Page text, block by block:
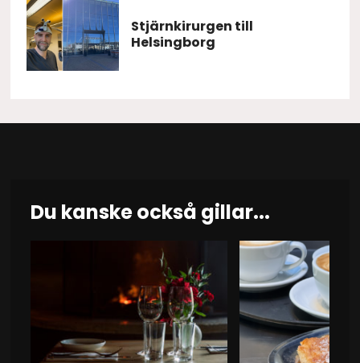
Stjärnkirurgen till
Helsingborg
Du kanske också gillar...